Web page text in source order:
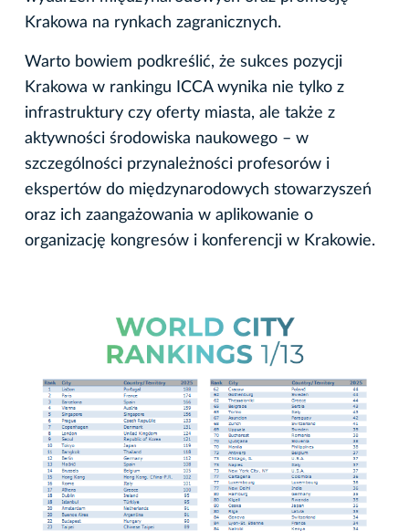
Krakowa na rynkach zagranicznych.
Warto bowiem podkreślić, że sukces pozycji
Krakowa w rankingu ICCA wynika nie tylko z
infrastruktury czy oferty miasta, ale także z
aktywności środowiska naukowego – w
szczególności przynależności profesorów i
ekspertów do międzynarodowych stowarzyszeń
oraz ich zaangażowania w aplikowanie o
organizację kongresów i konferencji w Krakowie.